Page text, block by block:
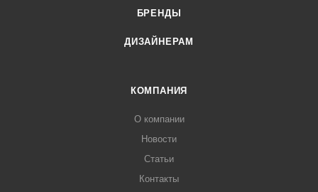
БРЕНДЫ
ДИЗАЙНЕРАМ
КОМПАНИЯ
О компании
Новости
Статьи
Контакты